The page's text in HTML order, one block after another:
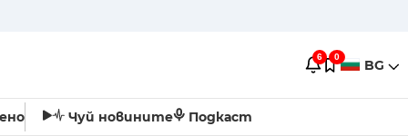
6 0 BG
Чуй новините Подкаст